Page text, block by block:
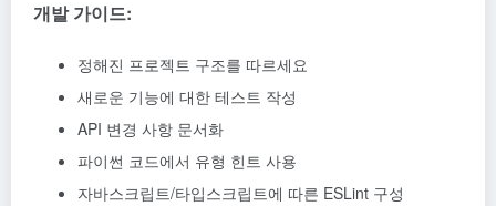
개발 가이드:
정해진 프로젝트 구조를 따르세요
새로운 기능에 대한 테스트 작성
API 변경 사항 문서화
파이썬 코드에서 유형 힌트 사용
자바스크립트/타입스크립트에 따른 ESLint 구성